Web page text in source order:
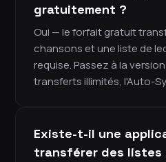
gratuitement ?
Oui — le forfait gratuit
chansons et une liste de
requise. Passez à la
transferts illimités, l'Auto-
Existe-t-il une
transférer des listes